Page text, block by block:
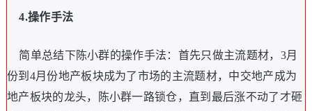
4.操作手法
简单总结下陈小群的操作手法：首先只做主流题材，3月
份到4月份地产板块成为了市场的主流题材，中交地产成为
地产板块的龙头，陈小群一路锁仓，直到最后涨不动了才砸